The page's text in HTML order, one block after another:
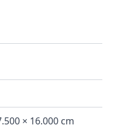
× 16.000 cm